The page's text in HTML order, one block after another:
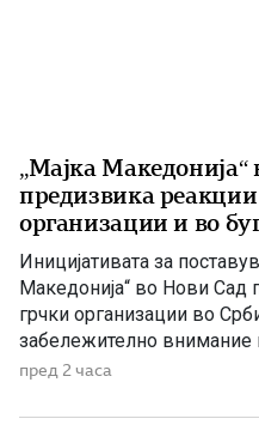
„Мајка Македонија“
предизвика реакции
организации и во
Иницијативата за
Македонија“ во Нови Сад
грчки организации во
забележително внимание
Македонскиот национален
туку треба да биде траен
пред 2 часа